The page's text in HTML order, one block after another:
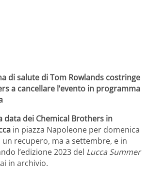
di salute di Tom Rowlands costringe
a cancellare l’evento in programma
data dei Chemical Brothers in
in piazza Napoleone per domenica
un recupero, ma a settembre, e in
l’edizione 2023 del Lucca Summer
in archivio.